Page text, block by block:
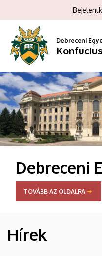
Konfuciusz
Intézet
fiók
Debreceni
DIAVETÍTÉS
Debreceni
TOVÁBB AZ OLDALRA
HÍREK
Hírek